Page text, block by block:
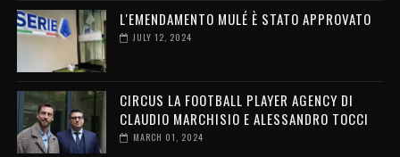
L'EMENDAMENTO MULÉ È STATO APPROVATO
JULY 12, 2024
CIRCUS LA FOOTBALL PLAYER AGENCY DI
CLAUDIO MARCHISIO E ALESSANDRO TOCCI
MARCH 01, 2024